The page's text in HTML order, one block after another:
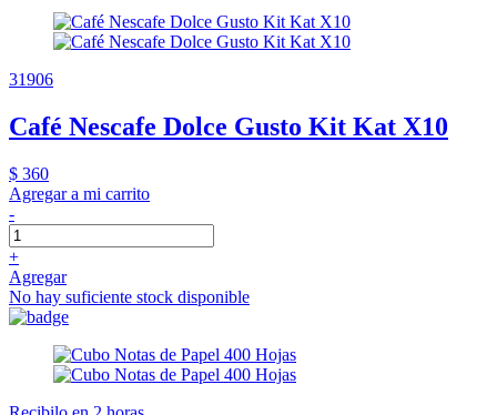
31906
Café Nescafe Dolce Gusto Kit Kat X10
$ 360
Agregar a mi carrito
-
+
Agregar
No hay suficiente stock disponible